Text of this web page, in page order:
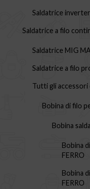
Saldatrice
Saldatrice a filo
Saldatrice MIG
Saldatrice a filo
Tutti gli accessori
Bobina di filo
Bobina
Bobina
FERRO
Bobina
FERRO